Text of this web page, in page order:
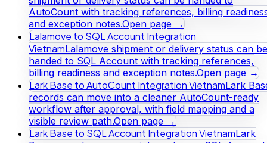
AutoCount with tracking references, billing
and exception notes.Open page →
Lalamove to SQL Account Integration
VietnamLalamove shipment or delivery status can be
handed to SQL Account with tracking references,
billing readiness and exception notes.Open page →
Lark Base to AutoCount Integration VietnamLark
records can move into a cleaner AutoCount-ready
workflow after approval, with field mapping and a
visible review path.Open page →
Lark Base to SQL Account Integration VietnamLark